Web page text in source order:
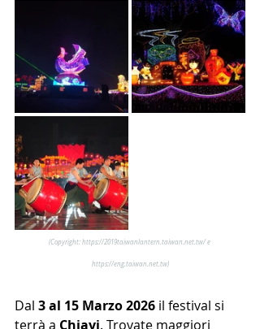
(Copyright: https://2019taiwanlantern.taiwan.net.tw/ e
https://eng.taiwan.net.tw)
Dal 3 al 15 Marzo 2026 il festival si
terrà a Chiayi. Trovate maggiori